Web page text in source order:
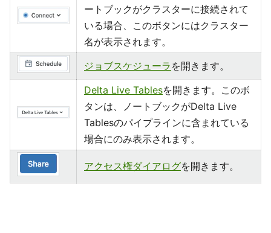
ートブックがクラスターに接続されて
いる場合、このボタンにはクラスター
名が表示されます。
ジョブスケジューラ を開きます。
Delta Live Tablesを開きます。このボ
タンは、ノートブックがDelta Live
Tablesのパイプラインに含まれている
場合にのみ表示されます。
アクセス権ダイアログを開きます。